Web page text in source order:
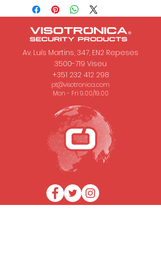
Av. Luís Martins, 347, EN2 Repeses
3500-719 Viseu
+351 232 412 298
pt@visotronica.com
Mon - Fri 9.00/19.00